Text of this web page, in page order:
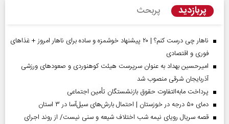
پربازدید پربحث
ناهار چی درست کنم؟ | ۲۰ پیشنهاد خوشمزه و ساده برای ناهار امروز + غذاهای
فوری و اقتصادی
امیرحسین بهداد به عنوان سرپرست هیئت کوهنوردی و صعودهای ورزشی
آذربایجان شرقی منصوب شد
پرداخت مابه‌التفاوت حقوق بازنشستگان تأمین اجتماعی
دمای ۵۰ درجه در خوزستان | احتمال بارش‌های سیل‌آسا در ۳ استان
قصه سریال رویای نیمه شب اختلاف شیعه و سنی نیست/ از روند اجرای